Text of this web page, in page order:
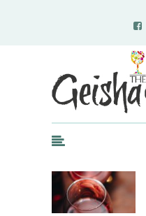
Geisha Gourmet